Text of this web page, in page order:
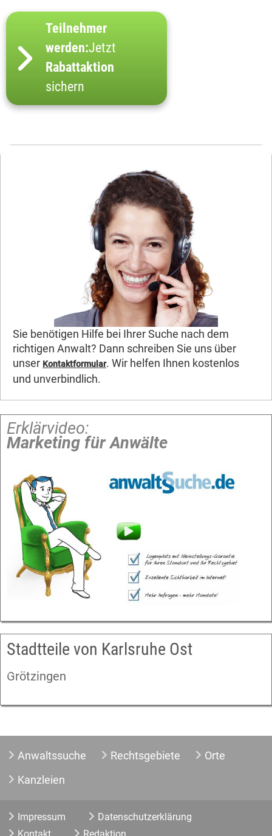
Teilnehmer
werden:Jetzt
Rabattaktion
sichern
Sie benötigen Hilfe bei Ihrer Suche nach dem
richtigen Anwalt? Dann schreiben Sie uns über
unser Kontaktformular. Wir helfen Ihnen kostenlos
und unverbindlich.
Erklärvideo:
Marketing für Anwälte
Stadtteile von Karlsruhe Ost
Grötzingen
Anwaltssuche Rechtsgebiete
Orte
Kanzleien
Impressum
Datenschutzerklärung